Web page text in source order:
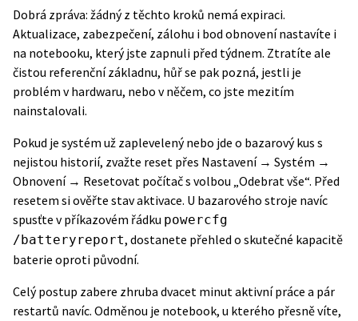
Dobrá zpráva: žádný z těchto kroků nemá expiraci.
Aktualizace, zabezpečení, zálohu i bod obnovení nastavíte i
na notebooku, který jste zapnuli před týdnem. Ztratíte ale
čistou referenční základnu, hůř se pak pozná, jestli je
problém v hardwaru, nebo v něčem, co jste mezitím
nainstalovali.
Pokud je systém už zaplevelený nebo jde o bazarový kus s
nejistou historií, zvažte reset přes Nastavení → Systém →
Obnovení → Resetovat počítač s volbou „Odebrat vše“. Před
resetem si ověřte stav aktivace. U bazarového stroje navíc
spusťte v příkazovém řádku powercfg
/batteryreport, dostanete přehled o skutečné kapacitě
baterie oproti původní.
Celý postup zabere zhruba dvacet minut aktivní práce a pár
restartů navíc. Odměnou je notebook, u kterého přesně víte,